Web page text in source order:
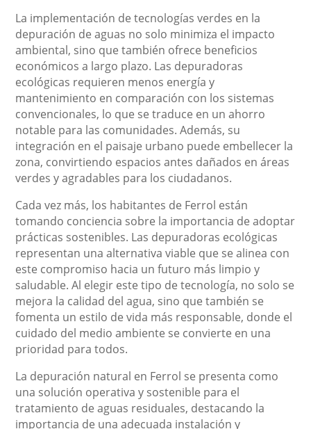
La implementación de tecnologías verdes en la
depuración de aguas no solo minimiza el impacto
ambiental, sino que también ofrece beneficios
económicos a largo plazo. Las depuradoras
ecológicas requieren menos energía y
mantenimiento en comparación con los sistemas
convencionales, lo que se traduce en un ahorro
notable para las comunidades. Además, su
integración en el paisaje urbano puede embellecer la
zona, convirtiendo espacios antes dañados en áreas
verdes y agradables para los ciudadanos.
Cada vez más, los habitantes de Ferrol están
tomando conciencia sobre la importancia de adoptar
prácticas sostenibles. Las depuradoras ecológicas
representan una alternativa viable que se alinea con
este compromiso hacia un futuro más limpio y
saludable. Al elegir este tipo de tecnología, no solo se
mejora la calidad del agua, sino que también se
fomenta un estilo de vida más responsable, donde el
cuidado del medio ambiente se convierte en una
prioridad para todos.
La depuración natural en Ferrol se presenta como
una solución operativa y sostenible para el
tratamiento de aguas residuales, destacando la
importancia de una adecuada instalación y